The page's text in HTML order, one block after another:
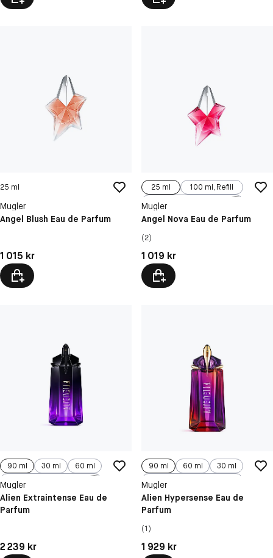
25 ml
Mugler
Angel Blush Eau de Parfum
Pris: 1 015 kr
1 015 kr
25 ml
100 ml, Refill
Mugler
Angel Nova Eau de Parfum
(2)
Pris: 1 019 kr
1 019 kr
90 ml 30 ml
60 ml
Mugler
Alien Extraintense Eau de
Parfum
Pris: 2 239 kr
2 239 kr
90 ml 60 ml
30 ml
Mugler
Alien Hypersense Eau de
Parfum
(1)
Pris: 1 929 kr
1 929 kr